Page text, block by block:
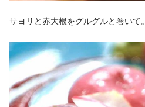
サヨリと赤大根をグルグルと巻いて。